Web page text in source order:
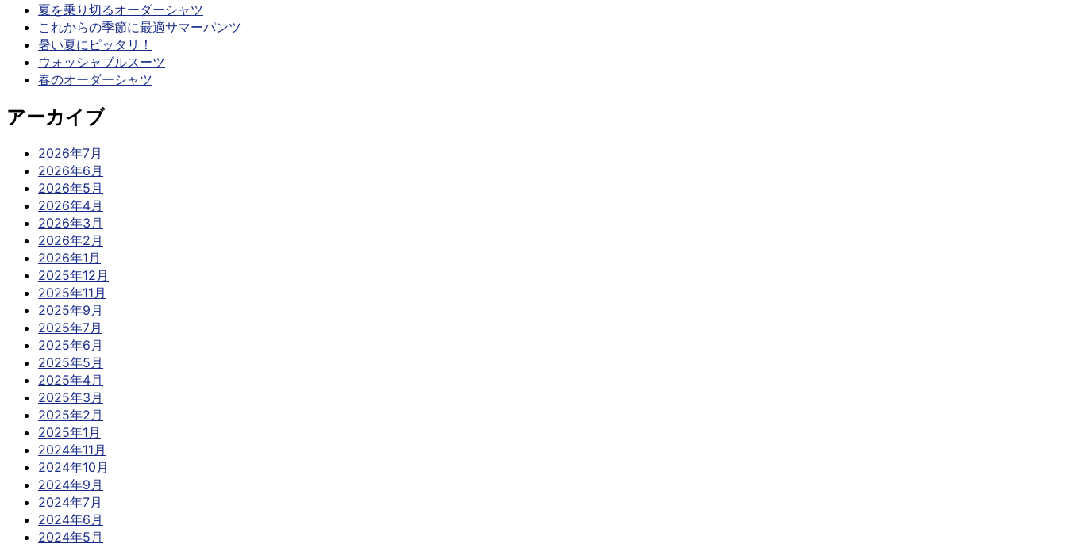
夏を乗り切るオーダーシャツ
これからの季節に最適サマーパンツ
暑い夏にピッタリ！
ウォッシャブルスーツ
春のオーダーシャツ
アーカイブ
2026年7月
2026年6月
2026年5月
2026年4月
2026年3月
2026年2月
2026年1月
2025年12月
2025年11月
2025年9月
2025年7月
2025年6月
2025年5月
2025年4月
2025年3月
2025年2月
2025年1月
2024年11月
2024年10月
2024年9月
2024年7月
2024年6月
2024年5月